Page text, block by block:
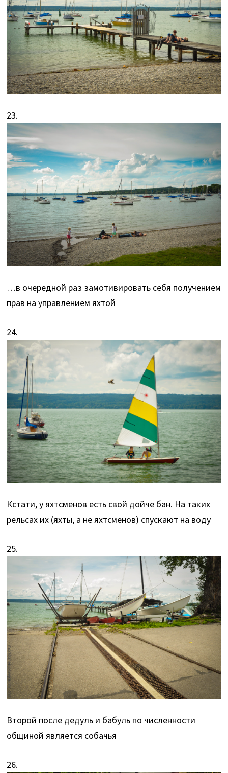
23.
…в очередной раз замотивировать себя получением
прав на управлением яхтой
24.
Кстати, у яхтсменов есть свой дойче бан. На таких
рельсах их (яхты, а не яхтсменов) спускают на воду
25.
Второй после дедуль и бабуль по численности
общиной является собачья
26.